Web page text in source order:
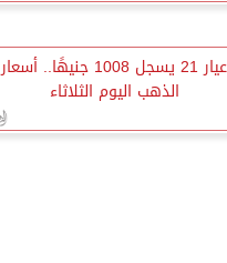
عيار 21 يسجل 1008 جنيهًا.. أسعار
الذهب اليوم الثلاثاء